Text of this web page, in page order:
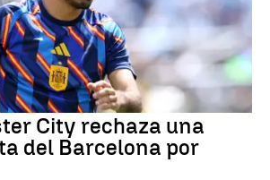
City rechaza una
del Barcelona por